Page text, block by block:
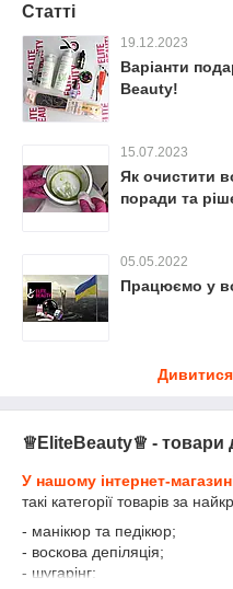
Статті
19.12.2023
Варіанти
Beauty!
15.07.2023
Як очистити
поради та
05.05.2022
Працюємо у
Дивитися
♕EliteBeauty♕ - товари
У нашому інтернет-
такі категорії товарів за
- манікюр та педікюр;
- воскова депіляція;
- шугарінг;